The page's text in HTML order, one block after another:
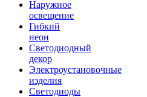
Наружное
освещение
Гибкий
неон
Светодиодный
декор
Электроустановочные
изделия
Светодиоды